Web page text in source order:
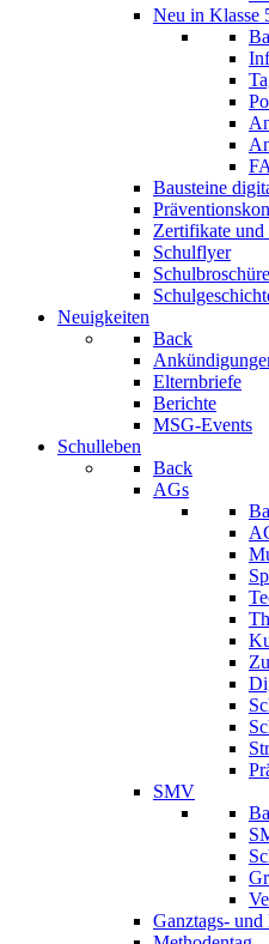
Neu in Klasse
Bausteine
Zertifikate
Schulflyer
Schulbroschüre
Neuigkeiten
Back
Elternbriefe
Berichte
MSG-Events
Schulleben
Back
AGs
SMV
Ganztags- und